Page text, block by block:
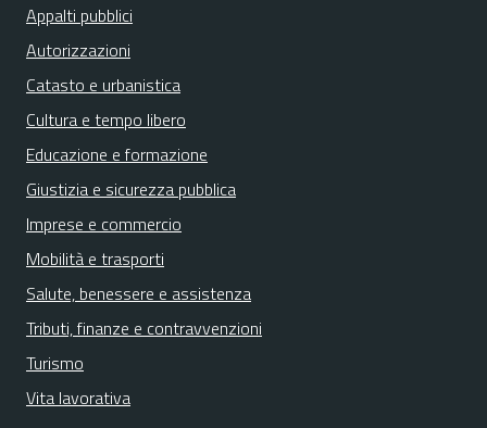
Appalti pubblici
Autorizzazioni
Catasto e urbanistica
Cultura e tempo libero
Educazione e formazione
Giustizia e sicurezza pubblica
Imprese e commercio
Mobilità e trasporti
Salute, benessere e assistenza
Tributi, finanze e contravvenzioni
Turismo
Vita lavorativa